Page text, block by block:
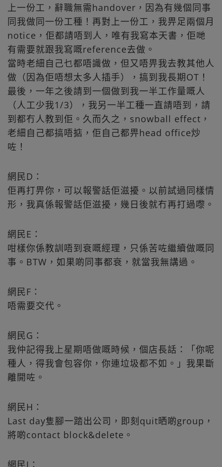
上一份工，辭職無需handover，因為有幾個同事
同我做同一份工種！再對上一份工，我畀足兩個月
notice，佢都請唔到人，唯有我寫本天書，佢哋
有需要就跟我寫嘅reference去做。
當時老細自己乜都唔識做，但又唔畀我去教其他人
做（因為佢唔想太多人插手），搞到我長期OT！
最後，一年之後請到一個做到我一半工作量嘅人
（人工少我1/3），我另一半工種一直請唔到，請
到都冇人教到佢。久而久之，snowball effect，
老細自己都搞唔掂，佢自己都畀head office炒
咗！
網民D：
佢再打畀你，可以報警話佢滋擾。以前試過同樣情
形，我真係報警話佢滋擾，幾日後就冇再打過嚟。
網民E：
咁樣你係教訓唔到衰嘅經理，只係苦咗繼續做嘅同
事。BTW，如果啲同事都衰，就當我無講過。
網民F：
唔需要交代。
網民G：
我仲記得我上星期唔做嘅時候，個店長話：「你呢
種人，得我會包容你，你連垃圾都不如。」我果斷
離開咗。
網民H：
Last day隻腳一踏出公司，即刻quit晒啲group，
將啲contact block&delete。
網民I：